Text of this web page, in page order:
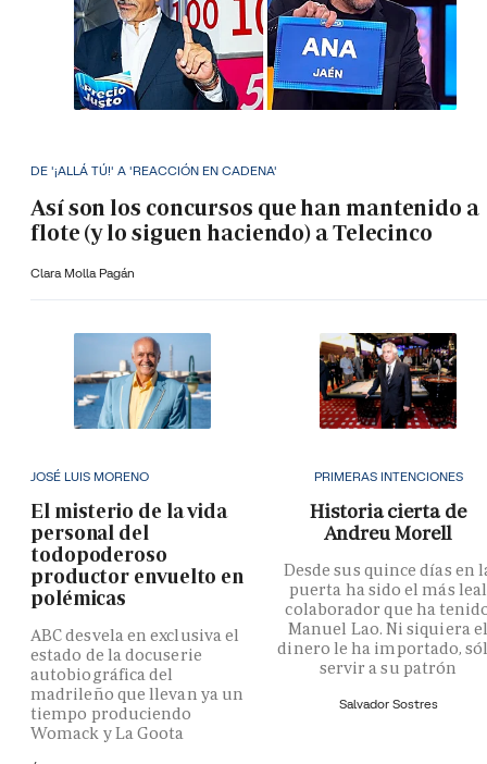
DE '¡ALLÁ TÚ!' A 'REACCIÓN EN CADENA'
Así son los concursos que han mantenido a
flote (y lo siguen haciendo) a Telecinco
Clara Molla Pagán
JOSÉ LUIS MORENO
El misterio de la vida
personal del
todopoderoso
productor envuelto en
polémicas
ABC desvela en exclusiva el
estado de la docuserie
autobiográfica del
madrileño que llevan ya un
tiempo produciendo
Womack y La Goota
PRIMERAS INTENCIONES
Historia cierta de
Andreu Morell
Desde sus quince días en
puerta ha sido el más leal
colaborador que ha
Manuel Lao. Ni siquiera
dinero le ha importado,
servir a su patrón
Salvador Sostres